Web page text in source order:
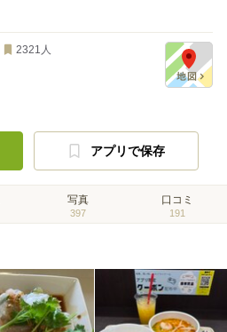
2321 人
アプリで保存
写真
397
口コミ
191